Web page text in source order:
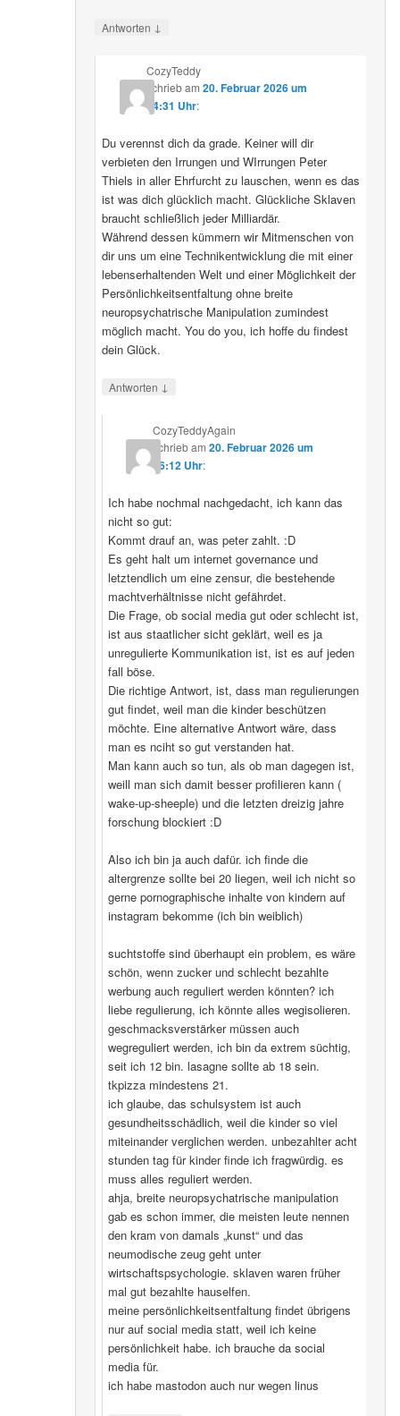
Antworten ↓
CozyTeddy
schriebam 20. Februar 2026 um
14:31 Uhr:
Du verennst dich da grade. Keiner will dir
verbieten den Irrungen und WIrrungen Peter
Thiels in aller Ehrfurcht zu lauschen, wenn es das
ist was dich glücklich macht. Glückliche Sklaven
braucht schließlich jeder Milliardär.
Während dessen kümmern wir Mitmenschen von
dir uns um eine Technikentwicklung die mit einer
lebenserhaltenden Welt und einer Möglichkeit der
Persönlichkeitsentfaltung ohne breite
neuropsychatrische Manipulation zumindest
möglich macht. You do you, ich hoffe du findest
dein Glück.
Antworten ↓
CozyTeddyAgain
schriebam20. Februar 2026 um
16:12 Uhr:
Ich habe nochmal nachgedacht, ich kann das
nicht so gut:
Kommt drauf an, was peter zahlt. :D
Es geht halt um internet governance und
letztendlich um eine zensur, die bestehende
machtverhältnisse nicht gefährdet.
Die Frage, ob social media gut oder schlecht ist,
ist aus staatlicher sicht geklärt, weil es ja
unregulierte Kommunikation ist, ist es auf jeden
fall böse.
Die richtige Antwort, ist, dass man regulierungen
gut findet, weil man die kinder beschützen
möchte. Eine alternative Antwort wäre, dass
man es nciht so gut verstanden hat.
Man kann auch so tun, als ob man dagegen ist,
weill man sich damit besser profilieren kann (
wake-up-sheeple) und die letzten dreizig jahre
forschung blockiert :D
Also ich bin ja auch dafür. ich finde die
altergrenze sollte bei 20 liegen, weil ich nicht so
gerne pornographische inhalte von kindern auf
instagram bekomme (ich bin weiblich)
suchtstoffe sind überhaupt ein problem, es wäre
schön, wenn zucker und schlecht bezahlte
werbung auch reguliert werden könnten? ich
liebe regulierung, ich könnte alles wegisolieren.
geschmacksverstärker müssen auch
wegreguliert werden, ich bin da extrem süchtig,
seit ich 12 bin. lasagne sollte ab 18 sein.
tkpizza mindestens 21.
ich glaube, das schulsystem ist auch
gesundheitsschädlich, weil die kinder so viel
miteinander verglichen werden. unbezahlter acht
stunden tag für kinder finde ich fragwürdig. es
muss alles reguliert werden.
ahja, breite neuropsychatrische manipulation
gab es schon immer, die meisten leute nennen
den kram von damals „kunst“ und das
neumodische zeug geht unter
wirtschaftspsychologie. sklaven waren früher
mal gut bezahlte hauselfen.
meine persönlichkeitsentfaltung findet übrigens
nur auf social media statt, weil ich keine
persönlichkeit habe. ich brauche da social
media für.
ich habe mastodon auch nur wegen linus